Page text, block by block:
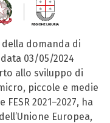
della domanda di
03/05/2024
allo sviluppo di
piccole e medie
2021–2027, ha
Europea,